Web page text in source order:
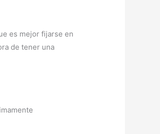
es mejor fijarse en
de tener una